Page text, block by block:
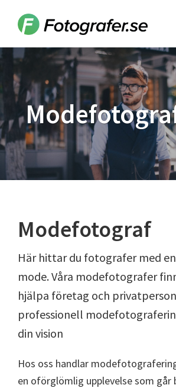
Fotografer.se
Modefotograf
Här hittar du fotografer med
mode. Våra modefotografer
hjälpa företag och
professionell
din vision
Hos oss handlar
en oförglömlig upplevelse som